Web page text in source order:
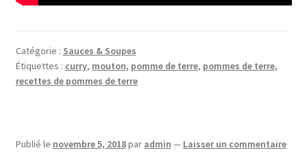
Catégorie : Sauces & Soupes
Étiquettes : curry, mouton, pomme de terre, pommes de terre,
recettes de pommes de terre
Publié le novembre 5, 2018par admin — Laisser un commentaire